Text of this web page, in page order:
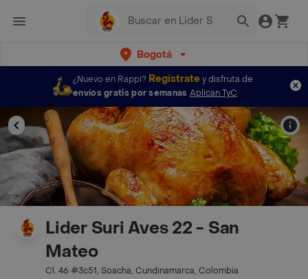
Bogotá
¿Nuevo en Rappi? Regístratey disfruta de
envíos gratis por semanas Aplican TyC
Lider Suri Aves 22 - San
Mateo
Cl. 46 #3c51, Soacha, Cundinamarca, Colombia